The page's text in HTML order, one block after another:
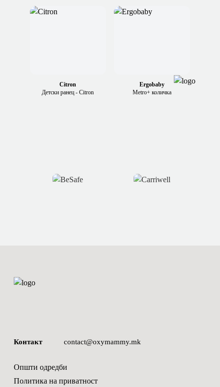
Citron
Детски ранец - Citron
Ergobaby
Metro+ количка
Контакт contact@oxymammy.mk
Општи одредби
Политика на приватност